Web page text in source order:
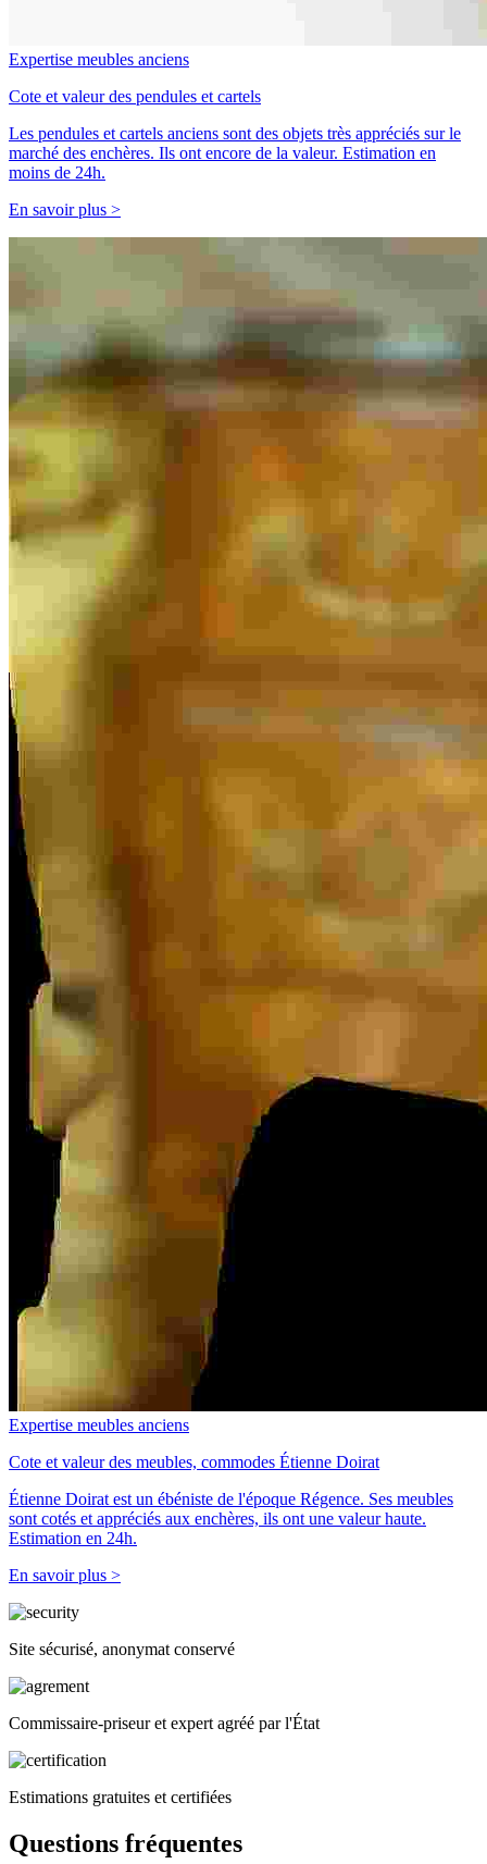
Expertise meubles anciens
Cote et valeur des pendules et cartels
Les pendules et cartels anciens sont des objets très appréciés sur le
marché des enchères. Ils ont encore de la valeur. Estimation en
moins de 24h.
En savoir plus >
Expertise meubles anciens
Cote et valeur des meubles, commodes Étienne Doirat
Étienne Doirat est un ébéniste de l'époque Régence. Ses meubles
sont cotés et appréciés aux enchères, ils ont une valeur haute.
Estimation en 24h.
En savoir plus >
Site sécurisé, anonymat conservé
Commissaire-priseur et expert agréé par l'État
Estimations gratuites et certifiées
Questions fréquentes